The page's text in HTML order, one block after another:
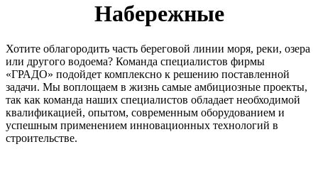
Набережные
Хотите облагородить часть береговой линии моря, реки, озера
или другого водоема? Команда специалистов фирмы
«ГРАДО» подойдет комплексно к решению поставленной
задачи. Мы воплощаем в жизнь самые амбициозные проекты,
так как команда наших специалистов обладает необходимой
квалификацией, опытом, современным оборудованием и
успешным применением инновационных технологий в
строительстве.